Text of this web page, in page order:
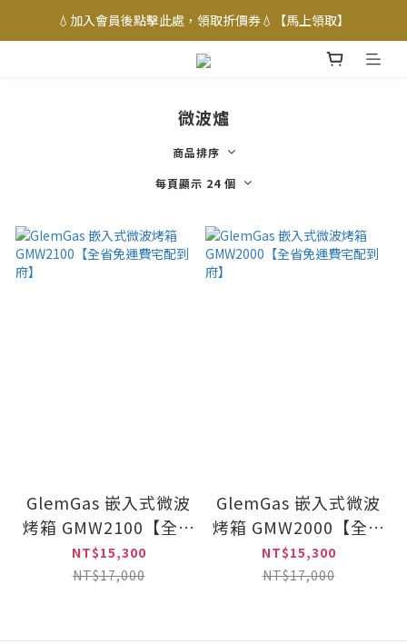
💧加入會員後點擊此處，領取折價券💧【馬上領取】
微波爐
商品排序
每頁顯示 24 個
GlemGas 嵌入式微波
烤箱 GMW2100【全省
免運費宅配到府】
NT$15,300
NT$17,000
GlemGas 嵌入式微波
烤箱 GMW2000【全省
免運費宅配到府】
NT$15,300
NT$17,000